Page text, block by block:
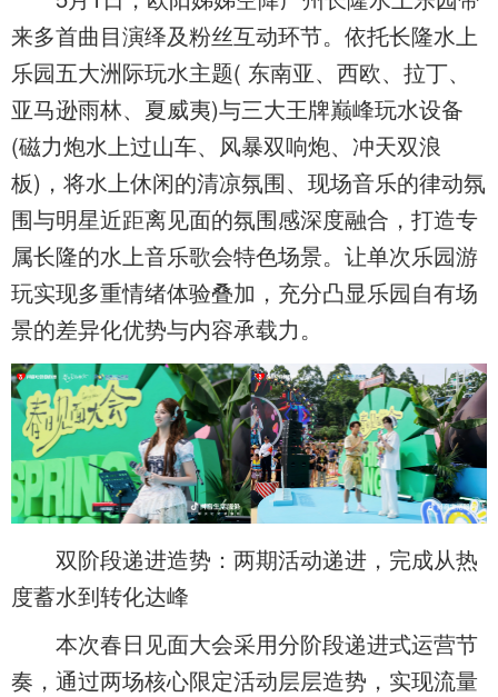
来多首曲目演绎及粉丝互动环节。依托长隆水上
乐园五大洲际玩水主题( 东南亚、西欧、拉丁、
亚马逊雨林、夏威夷)与三大王牌巅峰玩水设备
(磁力炮水上过山车、风暴双响炮、冲天双浪
板)，将水上休闲的清凉氛围、现场音乐的律动氛
围与明星近距离见面的氛围感深度融合，打造专
属长隆的水上音乐歌会特色场景。让单次乐园游
玩实现多重情绪体验叠加，充分凸显乐园自有场
景的差异化优势与内容承载力。
双阶段递进造势：两期活动递进，完成从热
度蓄水到转化达峰
本次春日见面大会采用分阶段递进式运营节
奏，通过两场核心限定活动层层造势，实现流量